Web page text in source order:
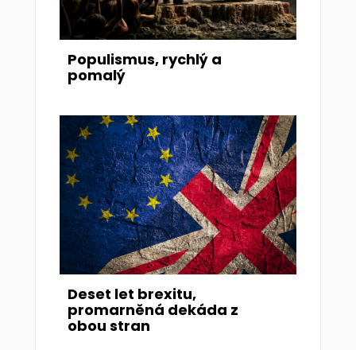
Populismus, rychlý a
pomalý
Deset let brexitu,
promarněná dekáda z
obou stran